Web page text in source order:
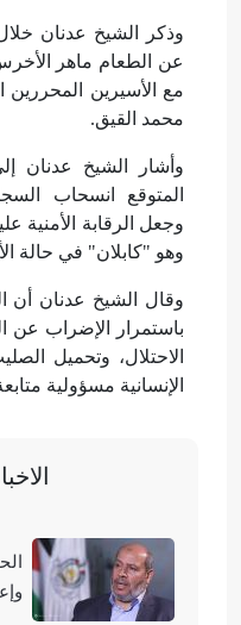
وذكر الشيخ عدنان
عن الطعام ماهر
مع الأسيرين
محمد القيق.
وأشار الشيخ عدنان
المتوقع انسحاب
وجعل الرقابة الأمنية
وهو "كابلان" في حالة
وقال الشيخ عدنان أن
باستمرار الإضراب
الاحتلال، وتحميل
الإنسانية مسؤولية